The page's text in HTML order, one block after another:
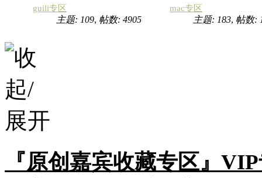
guili专区
主题: 109, 帖数: 4905
mac专区
主题: 183, 帖数:
『原创嘉宾收藏专区』